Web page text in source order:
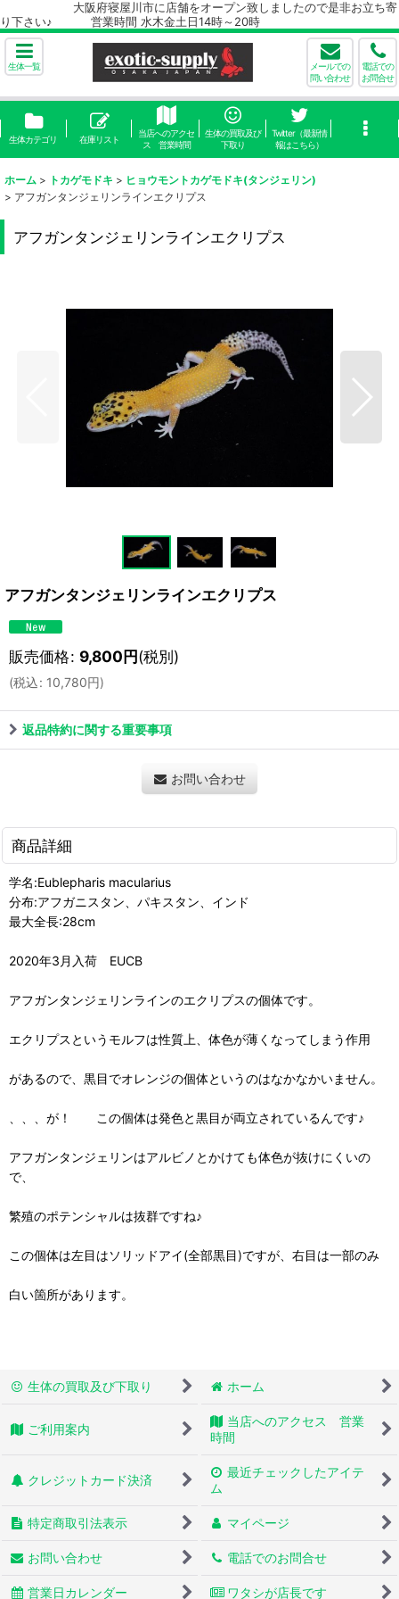
大阪府寝屋川市に店舗をオープン致しましたので是非お立ち寄
り下さい♪ 営業時間 水木金土日14時～20時
生体一覧
メールでの
問い合わせ
電話での
お問合せ
生体カテゴリ 在庫リスト
当店へのアクセ
ス 営業時間
生体の買取及び
下取り
Twitter（最新情
報はこちら）
ホーム > トカゲモドキ > ヒョウモントカゲモドキ(タンジェリン)
> アフガンタンジェリンラインエクリプス
アフガンタンジェリンラインエクリプス
アフガンタンジェリンラインエクリプス
販売価格: 9,800円(税別)
(税込: 10,780円)
返品特約に関する重要事項
お問い合わせ
商品詳細
学名:Eublepharis macularius
分布:アフガニスタン、パキスタン、インド
最大全長:28cm
2020年3月入荷 EUCB
アフガンタンジェリンラインのエクリプスの個体です。
エクリプスというモルフは性質上、体色が薄くなってしまう作用
があるので、黒目でオレンジの個体というのはなかなかいません。
、、、が！ この個体は発色と黒目が両立されているんです♪
アフガンタンジェリンはアルビノとかけても体色が抜けにくいの
で、
繁殖のポテンシャルは抜群ですね♪
この個体は左目はソリッドアイ(全部黒目)ですが、右目は一部のみ
白い箇所があります。
生体の買取及び下取り ホーム
ご利用案内
当店へのアクセス 営業
時間
クレジットカード決済
最近チェックしたアイテ
ム
特定商取引法表示 マイページ
お問い合わせ 電話でのお問合せ
営業日カレンダー ワタシが店長です